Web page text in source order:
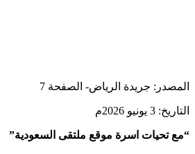
المصدر: جريدة الرياض- الصفحة 7
التاريخ: 3 يونيو 2026م
“مع تحيات اسرة موقع ملتقى السعودية”